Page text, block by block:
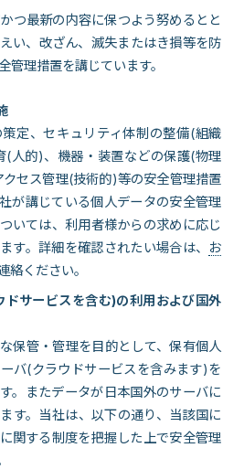
つ最新の内容に保つよう努めるとと
い、改ざん、滅失またはき損等を防
管理措置を講じています。
定、セキュリティ体制の整備(組織
(人的)、機器・装置などの保護(物理
セス管理(技術的)等の安全管理措置
が講じている個人データの安全管理
いては、利用者様からの求めに応じ
す。詳細を確認されたい場合は、
お
絡ください。
サービスを含む)の利用および国外
保管・管理を目的として、保有個人
バ(クラウドサービスを含みます)を
。またデータが日本国外のサーバに
す。当社は、以下の通り、当該国に
関する制度を把握した上で安全管理